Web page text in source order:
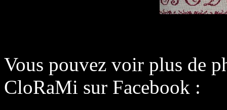
Vous pouvez voir plus de
CloRaMi sur Facebook :